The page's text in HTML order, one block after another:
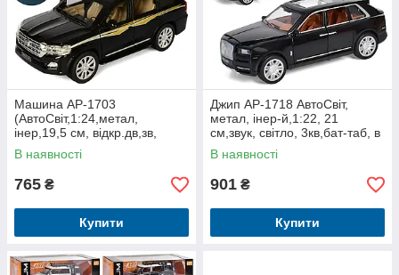
Машина AP-1703
(АвтоСвіт,1:24,метал,
інер,19,5 см, відкр.дв,зв,
2кв,бат (таб), в кор,29-12-
15см
В наявності
765 ₴
Купити
Джип AP-1718 АвтоСвіт,
метал, інер-й,1:22, 21
см,звук, світло, 3кв,бат-таб, в
кор, 29-14,5-15см
В наявності
901 ₴
Купити